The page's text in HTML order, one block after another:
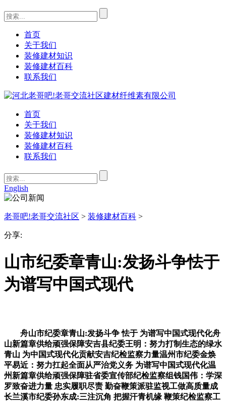
首页
关于我们
装修建材知识
装修建材百科
联系我们
首页
关于我们
装修建材知识
装修建材百科
联系我们
English
老哥吧!老哥交流社区 > 装修建材百科 >
分享:
山市纪委章青山:发扬斗争怯于
为谱写中国式现代
舟山市纪委章青山:发扬斗争 怯于 为谱写中国式现代化舟
山新篇章供给顽强保障安吉县纪委王明：努力打制生态的绿水
青山 为中国式现代化贡献安吉纪检监察力量温州市纪委金焕
平易近：努力扛起全面从严治党义务 为谱写中国式现代化温
州新篇章供给顽强保障驻省委宣传部纪检监察组钱国伟：学深
罗致奋进力量 忠实履职尽责 勤奋鞭策派驻监视工做高质量成
长兰溪市纪委孙东成:三注沉角 把握汗青机缘 鞭策纪检监察工